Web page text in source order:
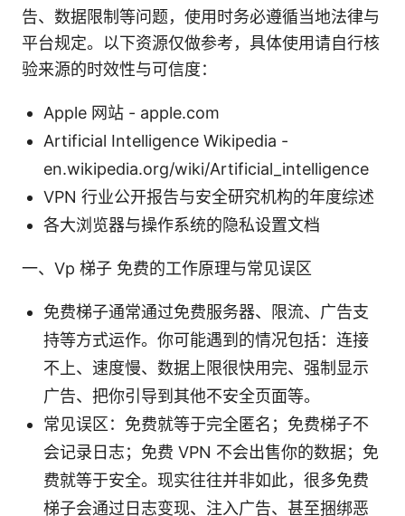
告、数据限制等问题，使用时务必遵循当地法律与
平台规定。以下资源仅做参考，具体使用请自行核
验来源的时效性与可信度：
Apple 网站 - apple.com
Artificial Intelligence Wikipedia -
en.wikipedia.org/wiki/Artificial_intelligence
VPN 行业公开报告与安全研究机构的年度综述
各大浏览器与操作系统的隐私设置文档
一、Vp 梯子 免费的工作原理与常见误区
免费梯子通常通过免费服务器、限流、广告支
持等方式运作。你可能遇到的情况包括：连接
不上、速度慢、数据上限很快用完、强制显示
广告、把你引导到其他不安全页面等。
常见误区：免费就等于完全匿名；免费梯子不
会记录日志；免费 VPN 不会出售你的数据；免
费就等于安全。现实往往并非如此，很多免费
梯子会通过日志变现、注入广告、甚至捆绑恶